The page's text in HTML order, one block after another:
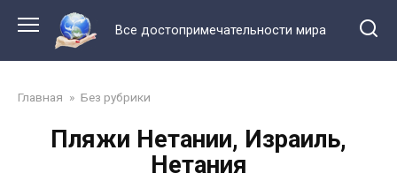
контенту
Все достопримечательности мира
Главная » Без рубрики
Пляжи Нетании, Израиль,
Нетания